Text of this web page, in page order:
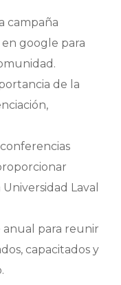
campaña
google para
de la
Laval
para reunir
capacitados y